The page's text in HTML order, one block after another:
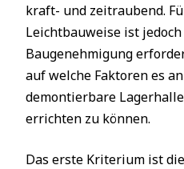
kraft- und zeitraubend.
Leichtbauweise ist
Baugenehmigung
auf welche Faktoren es
demontierbare
errichten zu können.
Das erste Kriterium ist die